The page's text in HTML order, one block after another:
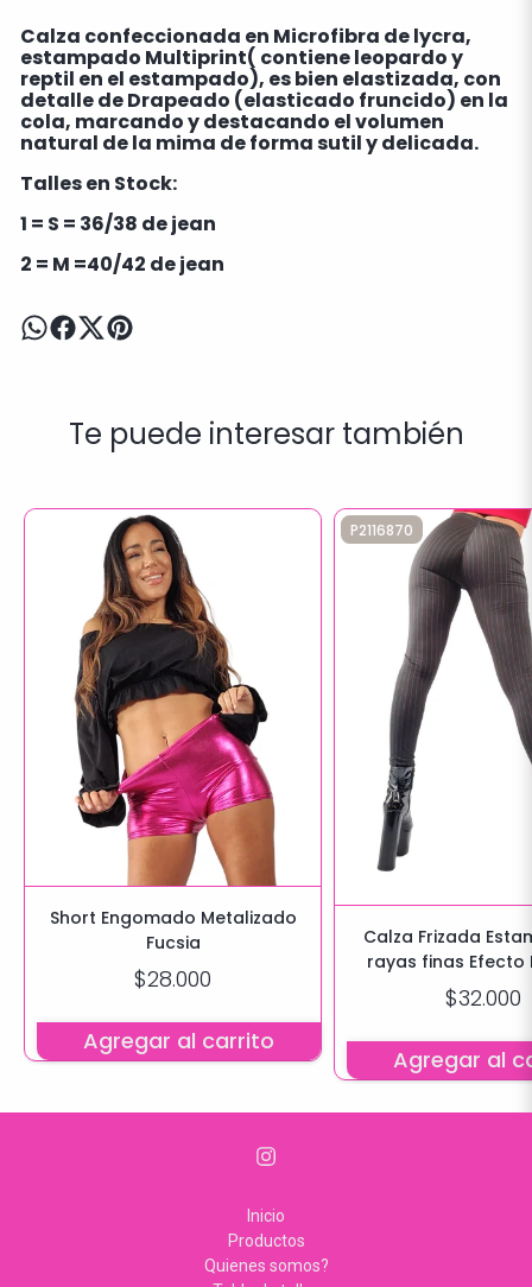
Calza confeccionada en Microfibra de lycra,
estampado Multiprint( contiene leopardo y
reptil en el estampado), es bien elastizada, con
detalle de Drapeado (elasticado fruncido) en la
cola, marcando y destacando el volumen
natural de la mima de forma sutil y delicada.
Talles en Stock:
1 = S = 36/38 de jean
2 = M =40/42 de jean
Te puede interesar también
Short Engomado Metalizado
Fucsia
$28.000
Agregar al carrito
P2116870
Calza Frizada
rayas finas Efecto
$32.000
Agregar al
Inicio
Productos
Quienes somos?